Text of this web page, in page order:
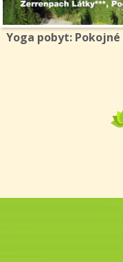
Yoga pobyt: